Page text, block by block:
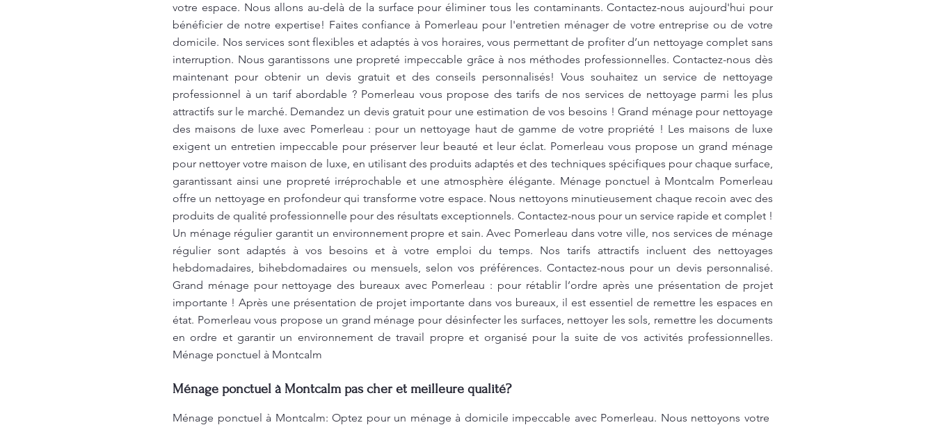
votre espace. Nous allons au-delà de la surface pour éliminer tous les contaminants. Contactez-nous aujourd'hui pour
bénéficier de notre expertise! Faites confiance à Pomerleau pour l'entretien ménager de votre entreprise ou de votre
domicile. Nos services sont flexibles et adaptés à vos horaires, vous permettant de profiter d’un nettoyage complet sans
interruption. Nous garantissons une propreté impeccable grâce à nos méthodes professionnelles. Contactez-nous dès
maintenant pour obtenir un devis gratuit et des conseils personnalisés! Vous souhaitez un service de nettoyage
professionnel à un tarif abordable ? Pomerleau vous propose des tarifs de nos services de nettoyage parmi les plus
attractifs sur le marché. Demandez un devis gratuit pour une estimation de vos besoins ! Grand ménage pour nettoyage
des maisons de luxe avec Pomerleau : pour un nettoyage haut de gamme de votre propriété ! Les maisons de luxe
exigent un entretien impeccable pour préserver leur beauté et leur éclat. Pomerleau vous propose un grand ménage
pour nettoyer votre maison de luxe, en utilisant des produits adaptés et des techniques spécifiques pour chaque surface,
garantissant ainsi une propreté irréprochable et une atmosphère élégante. Ménage ponctuel à Montcalm Pomerleau
offre un nettoyage en profondeur qui transforme votre espace. Nous nettoyons minutieusement chaque recoin avec des
produits de qualité professionnelle pour des résultats exceptionnels. Contactez-nous pour un service rapide et complet !
Un ménage régulier garantit un environnement propre et sain. Avec Pomerleau dans votre ville, nos services de ménage
régulier sont adaptés à vos besoins et à votre emploi du temps. Nos tarifs attractifs incluent des nettoyages
hebdomadaires, bihebdomadaires ou mensuels, selon vos préférences. Contactez-nous pour un devis personnalisé.
Grand ménage pour nettoyage des bureaux avec Pomerleau : pour rétablir l’ordre après une présentation de projet
importante ! Après une présentation de projet importante dans vos bureaux, il est essentiel de remettre les espaces en
état. Pomerleau vous propose un grand ménage pour désinfecter les surfaces, nettoyer les sols, remettre les documents
en ordre et garantir un environnement de travail propre et organisé pour la suite de vos activités professionnelles.
Ménage ponctuel à Montcalm
Ménage ponctuel à Montcalm pas cher et meilleure qualité?
Ménage ponctuel à Montcalm: Optez pour un ménage à domicile impeccable avec Pomerleau. Nous nettoyons votre